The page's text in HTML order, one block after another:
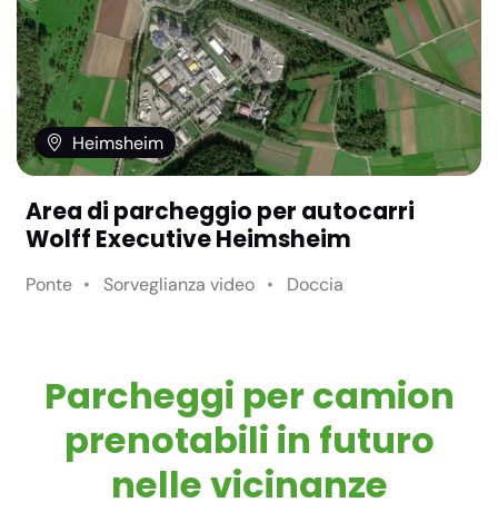
Heimsheim
Area di parcheggio per autocarri
Wolff Executive Heimsheim
Ponte Sorveglianza video Doccia
Parcheggi per camion
prenotabili in futuro
nelle vicinanze